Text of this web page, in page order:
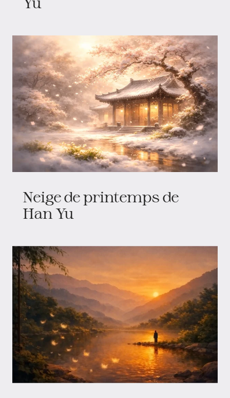
Neige de printemps de
Han Yu